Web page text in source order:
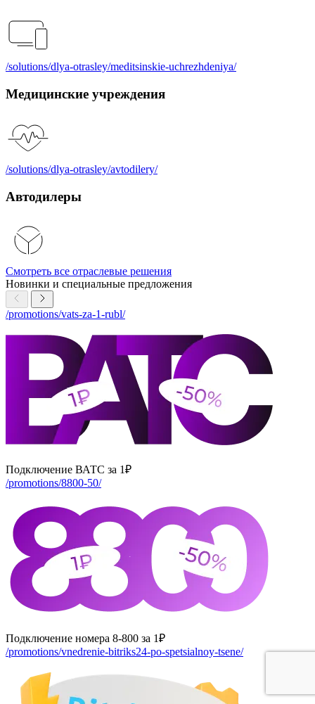
/solutions/dlya-otrasley/meditsinskie-uchrezhdeniya/
Медицинские учреждения
/solutions/dlya-otrasley/avtodilery/
Автодилеры
Смотреть все отраслевые решения
Новинки и специальные предложения
/promotions/vats-za-1-rubl/
Подключение ВАТС за 1₽
/promotions/8800-50/
Подключение номера 8-800 за 1₽
/promotions/vnedrenie-bitriks24-po-spetsialnoy-tsene/